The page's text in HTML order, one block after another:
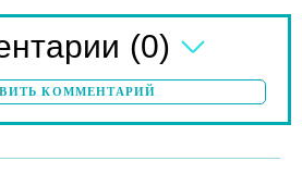
(0)
КОММЕНТАРИЙ